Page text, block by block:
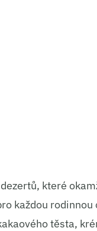
které
každou
těsta,